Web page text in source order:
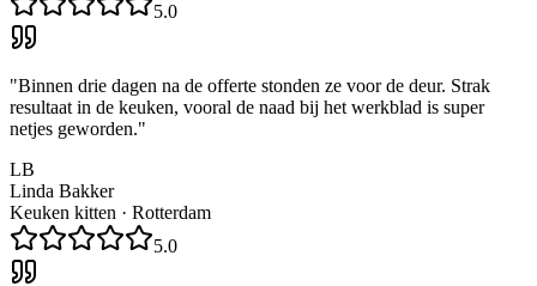
5.0
"Binnen drie dagen na de offerte stonden ze voor de deur. Strak
resultaat in de keuken, vooral de naad bij het werkblad is super
netjes geworden."
LB
Linda Bakker
Keuken kitten · Rotterdam
5.0